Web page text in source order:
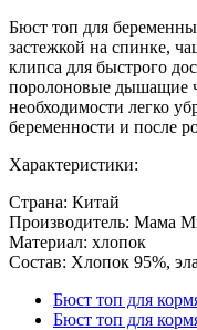
Бюст топ для
застежкой на спинке,
клипса для быстрого
поролоновые дышащие
необходимости легко
беременности и после
Характеристики:
Страна: Китай
Производитель: Мама
Материал: хлопок
Состав: Хлопок 95%,
Бюст топ для
Бюст топ для